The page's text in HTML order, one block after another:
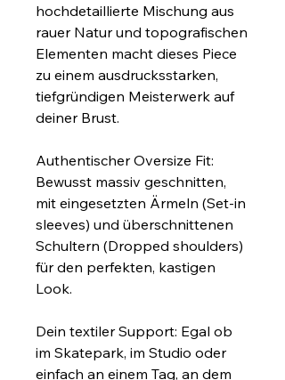
hochdetaillierte Mischung aus
rauer Natur und topografischen
Elementen macht dieses Piece
zu einem ausdrucksstarken,
tiefgründigen Meisterwerk auf
deiner Brust.
Authentischer Oversize Fit:
Bewusst massiv geschnitten,
mit eingesetzten Ärmeln (Set-in
sleeves) und überschnittenen
Schultern (Dropped shoulders)
für den perfekten, kastigen
Look.
Dein textiler Support: Egal ob
im Skatepark, im Studio oder
einfach an einem Tag, an dem